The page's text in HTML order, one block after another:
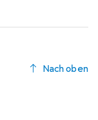
Nach oben